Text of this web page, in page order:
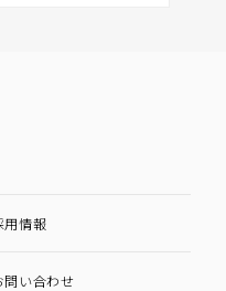
用情報
問い合わせ